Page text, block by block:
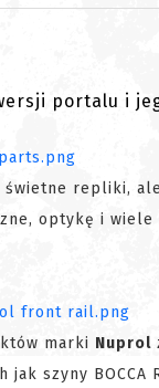
portalu i
repliki, ale
optykę i wiele
marki Nuprol
szyny